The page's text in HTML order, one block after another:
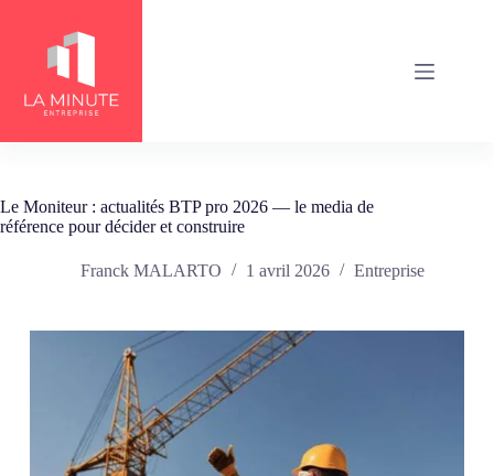
contenu
Le Moniteur : actualités BTP pro 2026 — le media de
référence pour décider et construire
Franck MALARTO 1 avril 2026 Entreprise